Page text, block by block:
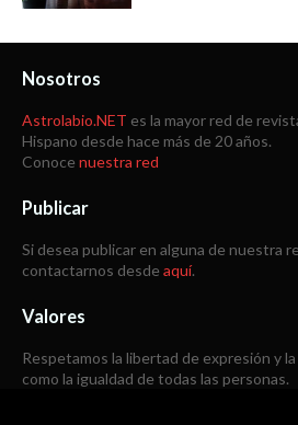
Nosotros
Astrolabio.NET es la mayor red de
Hispano desde hace más de 20 años.
Conoce nuestra red
Publicar
Si desea publicar en alguna de nuestra
contactarnos desde aquí.
Valores
Respetamos la libertad de expresión y
como la igualdad de todas las personas.